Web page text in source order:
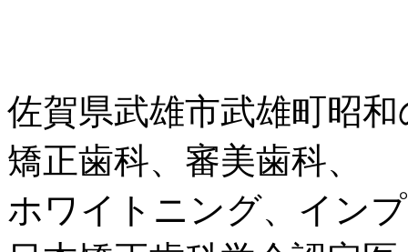
佐賀県武雄市武雄町昭
矯正歯科、審美歯科、
ホワイトニング、イン